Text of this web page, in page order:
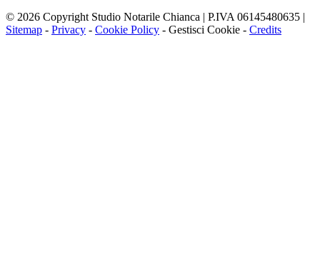
© 2026 Copyright Studio Notarile Chianca | P.IVA 06145480635 |
Sitemap - Privacy - Cookie Policy - Gestisci Cookie - Credits